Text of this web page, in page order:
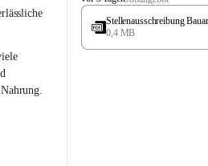
t
s
Stellenausschreibung
0,4 MB